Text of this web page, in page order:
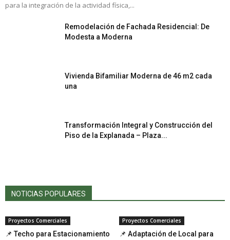
para la integración de la actividad física,...
Remodelación de Fachada Residencial: De
Modesta a Moderna
Vivienda Bifamiliar Moderna de 46 m2 cada
una
Transformación Integral y Construcción del
Piso de la Explanada – Plaza...
NOTICIAS POPULARES
Proyectos Comerciales
📌 Techo para Estacionamiento
Proyectos Comerciales
📌 Adaptación de Local para